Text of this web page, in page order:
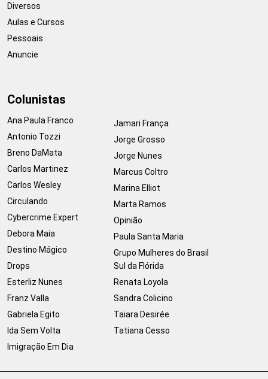
Diversos
Aulas e Cursos
Pessoais
Anuncie
Colunistas
Ana Paula Franco
Antonio Tozzi
Breno DaMata
Carlos Martinez
Carlos Wesley
Circulando
Cybercrime Expert
Debora Maia
Destino Mágico
Drops
Esterliz Nunes
Franz Valla
Gabriela Egito
Ida Sem Volta
Imigração Em Dia
Jamari França
Jorge Grosso
Jorge Nunes
Marcus Coltro
Marina Elliot
Marta Ramos
Opinião
Paula Santa Maria
Grupo Mulheres do Brasil
Sul da Flórida
Renata Loyola
Sandra Colicino
Taiara Desirée
Tatiana Cesso